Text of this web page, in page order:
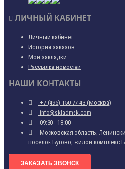
ЛИЧНЫЙ КАБИНЕТ
Личный кабинет
История заказов
Мои закладки
Рассылка новостей
НАШИ КОНТАКТЫ
+7 (495) 150-77-43 (Москва)
info@skladmsk.com
09:30 - 18:00
Московская область,
посёлок Бутово, жилой комплекс
ЗАКАЗАТЬ ЗВОНОК